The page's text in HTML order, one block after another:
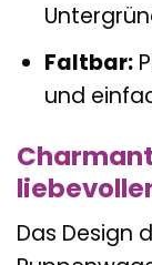
Faltbar:
und
Das Design